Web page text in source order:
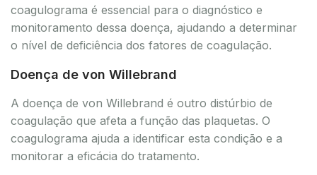
coagulograma é essencial para o diagnóstico e
monitoramento dessa doença, ajudando a determinar
o nível de deficiência dos fatores de coagulação.
Doença de von Willebrand
A doença de von Willebrand é outro distúrbio de
coagulação que afeta a função das plaquetas. O
coagulograma ajuda a identificar esta condição e a
monitorar a eficácia do tratamento.